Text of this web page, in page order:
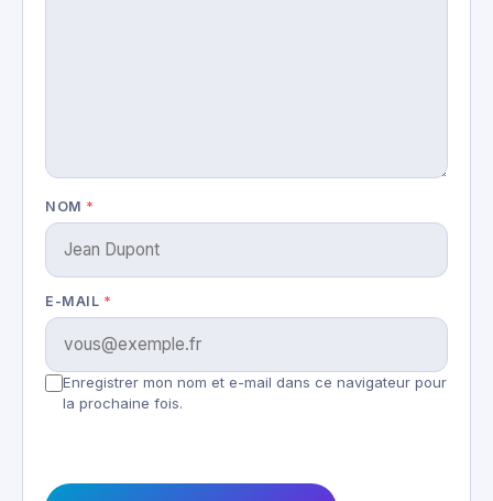
NOM *
E-MAIL *
Enregistrer mon nom et e-mail dans ce navigateur pour
la prochaine fois.